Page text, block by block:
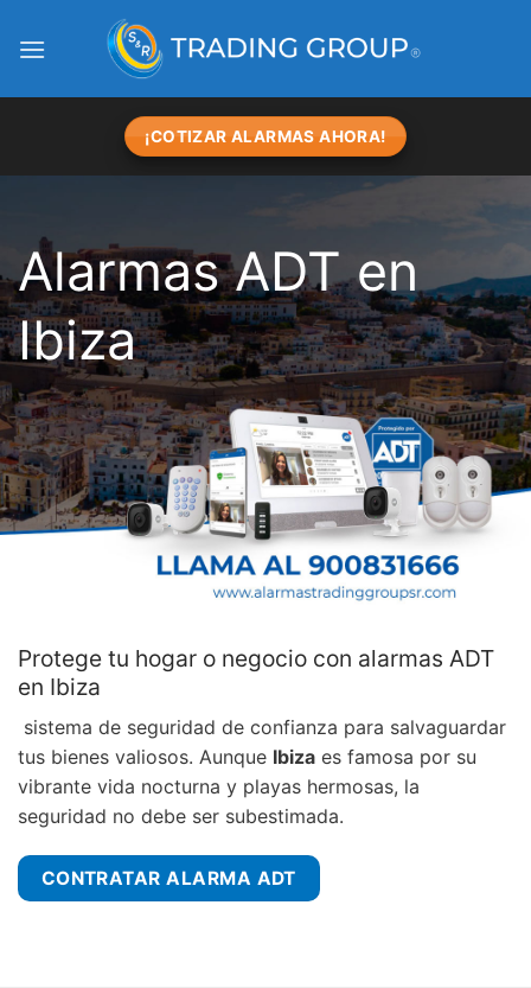
¡COTIZAR ALARMAS AHORA!
Alarmas ADT en
Ibiza
Protege tu hogar o negocio con alarmas ADT
en Ibiza
sistema de seguridad de confianza para salvaguardar
tus bienes valiosos. Aunque Ibiza es famosa por su
vibrante vida nocturna y playas hermosas, la
seguridad no debe ser subestimada.
CONTRATAR ALARMA ADT